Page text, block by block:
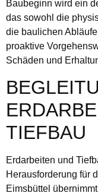
Baubeginn wird ein
das sowohl die
die baulichen
proaktive
Schäden und
TIEFBAU
Erdarbeiten und
Herausforderung für
Eimsbüttel